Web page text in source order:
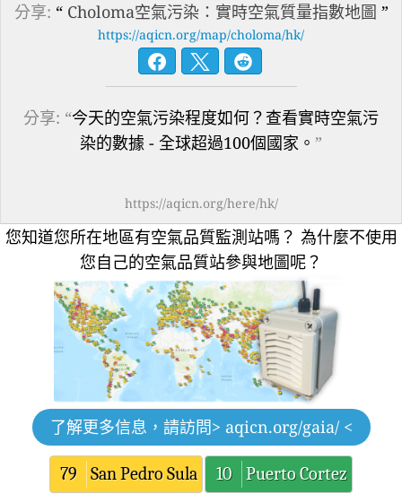
分享: “ Choloma空氣污染：實時空氣質量指數地圖 ”
https://aqicn.org/map/choloma/hk/
分享: “今天的空氣污染程度如何？查看實時空氣污
染的數據 - 全球超過100個國家。 ”
https://aqicn.org/here/hk/
您知道您所在地區有空氣品質監測站嗎？ 為什麼不使用
您自己的空氣品質站參與地圖呢？
了解更多信息，請訪問> aqicn.org/gaia/ <
79 San Pedro Sula 10
Puerto Cortez